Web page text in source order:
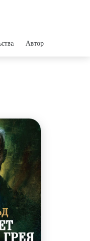
Авторы